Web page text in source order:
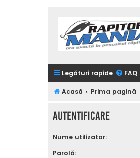
Legături rapide FAQ
Acasă Prima pagină
Autentificare
Nume utilizator:
Parolă: